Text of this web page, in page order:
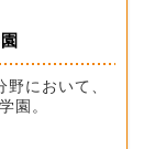
において、
園。